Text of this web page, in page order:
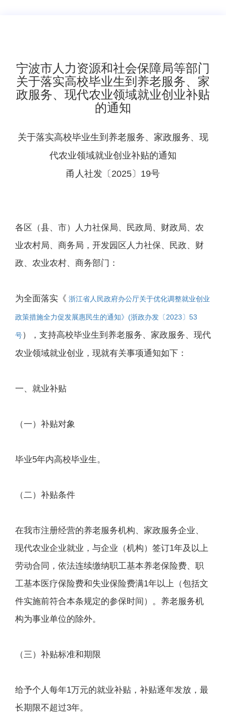
宁波市人力资源和社会保障局等部门
关于落实高校毕业生到养老服务、家
政服务、现代农业领域就业创业补贴
的通知
关于落实高校毕业生到养老服务、家政服务、现
代农业领域就业创业补贴的通知
甬人社发〔2025〕19号
各区（县、市）人力社保局、民政局、财政局、农
业农村局、商务局，开发园区人力社保、民政、财
政、农业农村、商务部门：
为全面落实《 浙江省人民政府办公厅关于优化调整就业创业
政策措施全力促发展惠民生的通知》(浙政办发〔2023〕53
号），支持高校毕业生到养老服务、家政服务、现代
农业领域就业创业，现就有关事项通知如下：
一、就业补贴
（一）补贴对象
毕业5年内高校毕业生。
（二）补贴条件
在我市注册经营的养老服务机构、家政服务企业、
现代农业企业就业，与企业（机构）签订1年及以上
劳动合同，依法连续缴纳职工基本养老保险费、职
工基本医疗保险费和失业保险费满1年以上（包括文
件实施前符合本条规定的参保时间）。养老服务机
构为事业单位的除外。
（三）补贴标准和期限
给予个人每年1万元的就业补贴，补贴逐年发放，最
长期限不超过3年。